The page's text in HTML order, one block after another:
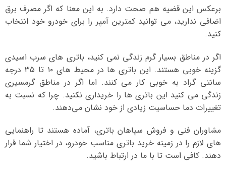
برعکس این قضیه هم صحت دارد. به این معنا که اگر مصرف برق
اضافی ندارید، می توانید کمترین آمپر را برای خودرو خود انتخاب
کنید.
اگر در مناطق بسیار گرم زندگی نمی کنید، باتری های سرب اسیدی
گزینه خوبی هستند. این باتری ها در محیط های ۱۰ تا ۳۵ درجه
سانتی گراد به خوبی کار می کنند. اما اگر در مناطق گرمسیری
زندگی می کنید این باتری ها را خریداری نکنید. چرا که نسبت به
تغییرات دما حساسیت زیادی از خود نشان می‌دهند.
مشاوران فنی و فروش سپاهان باتری، آماده هستند تا راهنمایی
های لازم را در زمینه خرید باتری مناسب خودرو، در اختیار شما قرار
دهند. کافی است تا با ما در ارتباط باشید.